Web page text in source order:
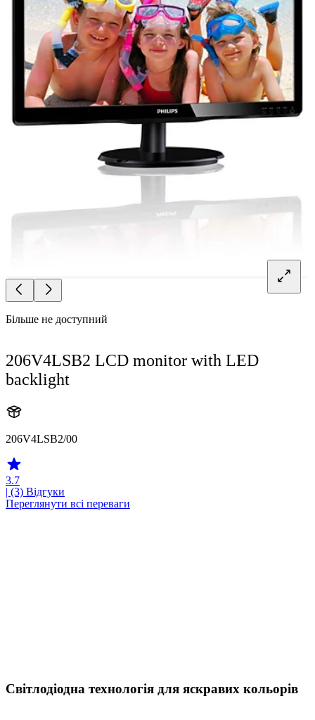
Більше не доступний
206V4LSB2 LCD monitor with LED
backlight
206V4LSB2/00
3.7
| (3) Відгуки
Переглянути всі переваги
Світлодіодна технологія для яскравих кольорів